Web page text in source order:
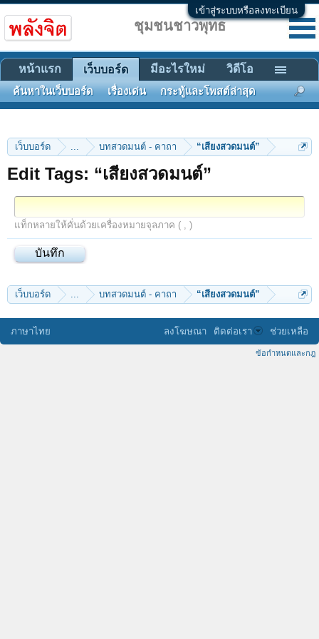
เข้าสู่ระบบหรือลงทะเบียน
เว็บบอร์ด ... บทสวดมนต์ - คาถา “เสียงสวดมนต์”
Edit Tags: “เสียงสวดมนต์”
แท็กหลายให้คั่นด้วยเครื่องหมายจุลภาค ( , )
เว็บบอร์ด ... บทสวดมนต์ - คาถา “เสียงสวดมนต์”
ชุมชนชาวพุทธ
หน้าแรก เว็บบอร์ด
ค้นหาในเว็บบอร์ด เรื่องเด่น กระทู้และโพสต์ล่าสุด
มีอะไรใหม่ วิดีโอ
ภาษาไทย ลงโฆษณา ติดต่อเรา ช่วยเหลือ
ข้อกำหนดและกฎ